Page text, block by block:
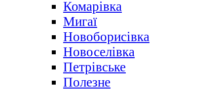
Комарівка
Мигаї
Новоборисівка
Новоселівка
Петрівське
Полезне